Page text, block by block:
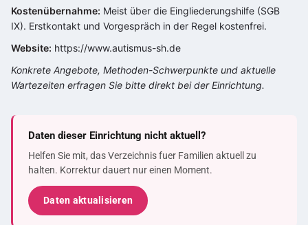
Kostenübernahme: Meist über die Eingliederungshilfe (SGB
IX). Erstkontakt und Vorgespräch in der Regel kostenfrei.
Website: https://www.autismus-sh.de
Konkrete Angebote, Methoden-Schwerpunkte und aktuelle
Wartezeiten erfragen Sie bitte direkt bei der Einrichtung.
Daten dieser Einrichtung nicht aktuell?
Helfen Sie mit, das Verzeichnis fuer Familien aktuell zu
halten. Korrektur dauert nur einen Moment.
Daten aktualisieren